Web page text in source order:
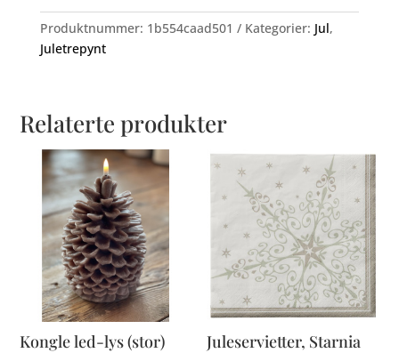
Produktnummer: 1b554caad501 Kategorier: Jul,
Juletrepynt
Relaterte produkter
Kongle led-lys (stor)
Juleservietter, Starnia